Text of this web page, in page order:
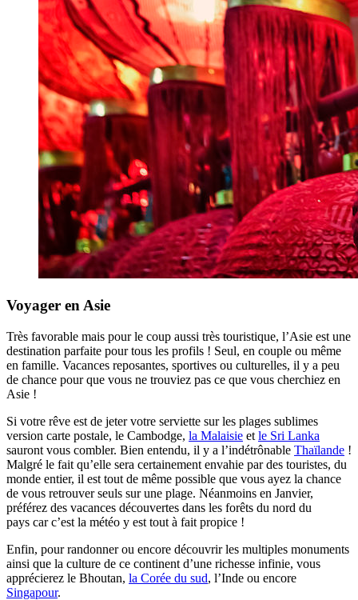
Voyager en Asie
Très favorable mais pour le coup aussi très touristique, l’Asie est une
destination parfaite pour tous les profils ! Seul, en couple ou même
en famille. Vacances reposantes, sportives ou culturelles, il y a peu
de chance pour que vous ne trouviez pas ce que vous cherchiez en
Asie !
Si votre rêve est de jeter votre serviette sur les plages sublimes
version carte postale, le Cambodge, la Malaisie et le Sri Lanka
sauront vous combler. Bien entendu, il y a l’indétrônable Thaïlande !
Malgré le fait qu’elle sera certainement envahie par des touristes, du
monde entier, il est tout de même possible que vous ayez la chance
de vous retrouver seuls sur une plage. Néanmoins en Janvier,
préférez des vacances découvertes dans les forêts du nord du
pays car c’est la météo y est tout à fait propice !
Enfin, pour randonner ou encore découvrir les multiples monuments
ainsi que la culture de ce continent d’une richesse infinie, vous
apprécierez le Bhoutan, la Corée du sud, l’Inde ou encore
Singapour.